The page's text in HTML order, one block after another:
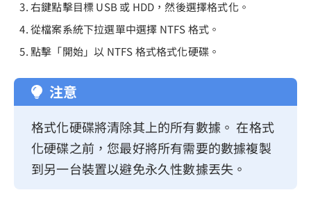
右鍵點擊目標 USB 或 HDD，然後選擇格式化。
從檔案系統下拉選單中選擇 NTFS 格式。
點擊「開始」以 NTFS 格式格式化硬碟。
注意
格式化硬碟將清除其上的所有數據。 在格式
化硬碟之前，您最好將所有需要的數據複製
到另一台裝置以避免永久性數據丟失。